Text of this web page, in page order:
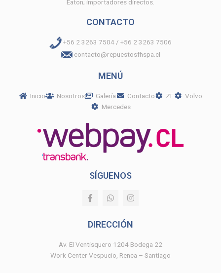
Eaton; importadores directos.
CONTACTO
+56 2 3263 7504 / +56 2 3263 7506
contacto@repuestosfhspa.cl
MENÚ
Inicio Nosotros Galería Contacto ZF
Volvo
Mercedes
SÍGUENOS
F
a
b
o
k
-
W
h
s
p
p
I
n
a
r
a
m
DIRECCIÓN
Av. El Ventisquero 1204 Bodega 22
Work Center Vespucio, Renca – Santiago